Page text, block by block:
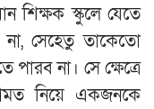
শিক্ষক স্কুলে যেতে
না, সেহেতু তাকেতো
পারব না। সে ক্ষেত্রে
নিয়ে একজনকে